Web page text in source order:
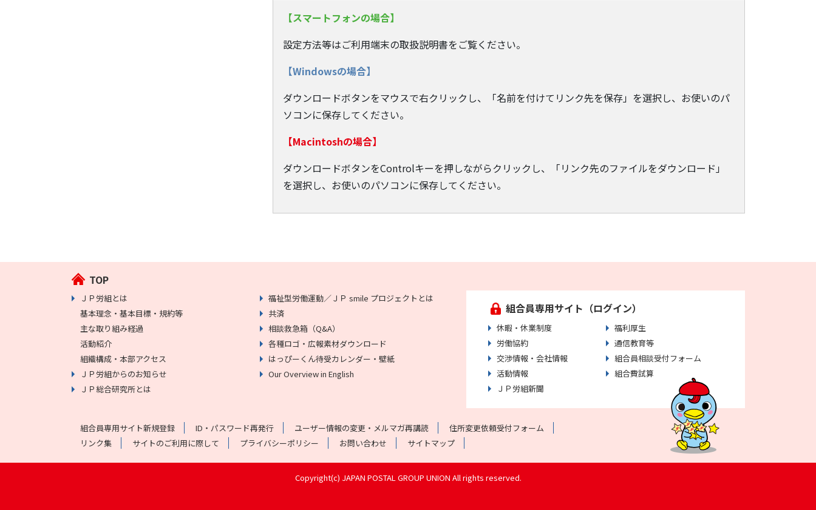
【スマートフォンの場合】
設定方法等はご利用端末の取扱説明書をご覧ください。
【Windowsの場合】
ダウンロードボタンをマウスで右クリックし、「名前を付けてリンク先を保存」を選択し、お使いのパ
ソコンに保存してください。
【Macintoshの場合】
ダウンロードボタンをControlキーを押しながらクリックし、「リンク先のファイルをダウンロード」
を選択し、お使いのパソコンに保存してください。
TOP
ＪＰ労組とは
基本理念・基本目標・規約等
主な取り組み経過
活動紹介
組織構成・本部アクセス
ＪＰ労組からのお知らせ
ＪＰ総合研究所とは
福祉型労働運動／ＪＰ smile プロジェクトとは
共済
相談救急箱（Q&A）
各種ロゴ・広報素材ダウンロード
はっぴーくん待受カレンダー・壁紙
Our Overview in English
組合員専用サイト（ログイン）
休暇・休業制度
労働協約
交渉情報・会社情報
活動情報
ＪＰ労組新聞
福利厚生
通信教育等
組合員相談受付フォーム
組合費試算
組合員専用サイト新規登録 ID・パスワード再発行 ユーザー情報の変更・メルマガ再講読
住所変更依頼受付フォーム
リンク集
サイトのご利用に際して プライバシーポリシー お問い合わせ サイトマップ
Copyright(c) JAPAN POSTAL GROUP UNION All rights reserved.